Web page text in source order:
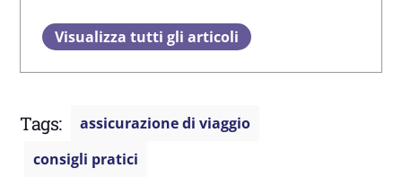
Visualizza tutti gli articoli
Tags:
assicurazione di viaggio
consigli pratici